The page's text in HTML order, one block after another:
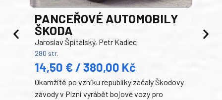
PANCEŘOVÉ AUTOMOBILY
ŠKODA
Jaroslav Špitálský, Petr Kadlec
280 str.
14,50 € / 380,00 Kč
Okamžitě po vzniku republiky začaly Škodovy
závody v Plzni vyrábět bojové vozy pro